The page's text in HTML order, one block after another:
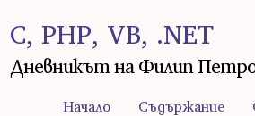
C, PHP, VB, .NET
Дневникът на Филип
Начало Съдържание